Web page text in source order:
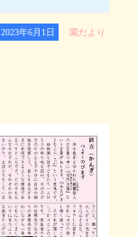
2023年6月1日 園だより